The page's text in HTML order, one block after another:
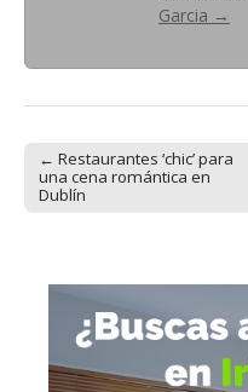
Garcia →
Post navigation
← Restaurantes ‘chic’ para
una cena romántica en
Dublín